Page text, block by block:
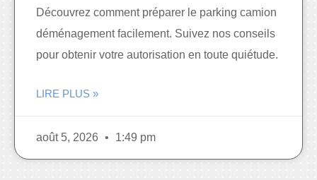
Découvrez comment préparer le parking camion
déménagement facilement. Suivez nos conseils
pour obtenir votre autorisation en toute quiétude.
LIRE PLUS »
août 5, 2026 1:49 pm